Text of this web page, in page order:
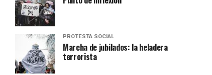
PROTESTA SOCIAL
Marcha de jubilados: la heladera
terrorista